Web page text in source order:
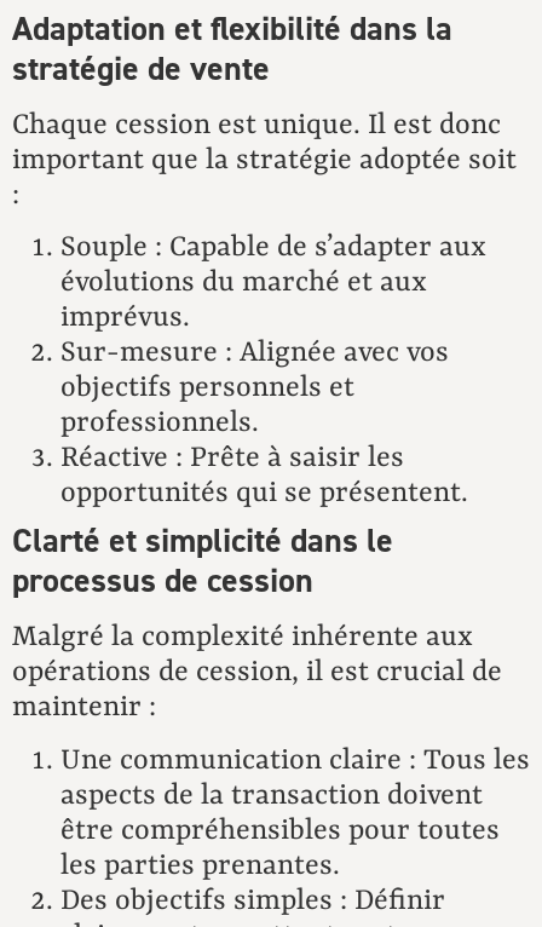
Adaptation et flexibilité dans la
stratégie de vente
Chaque cession est unique. Il est donc
important que la stratégie adoptée soit
:
Souple : Capable de s’adapter aux
évolutions du marché et aux
imprévus.
Sur-mesure : Alignée avec vos
objectifs personnels et
professionnels.
Réactive : Prête à saisir les
opportunités qui se présentent.
Clarté et simplicité dans le
processus de cession
Malgré la complexité inhérente aux
opérations de cession, il est crucial de
maintenir :
Une communication claire : Tous les
aspects de la transaction doivent
être compréhensibles pour toutes
les parties prenantes.
Des objectifs simples : Définir